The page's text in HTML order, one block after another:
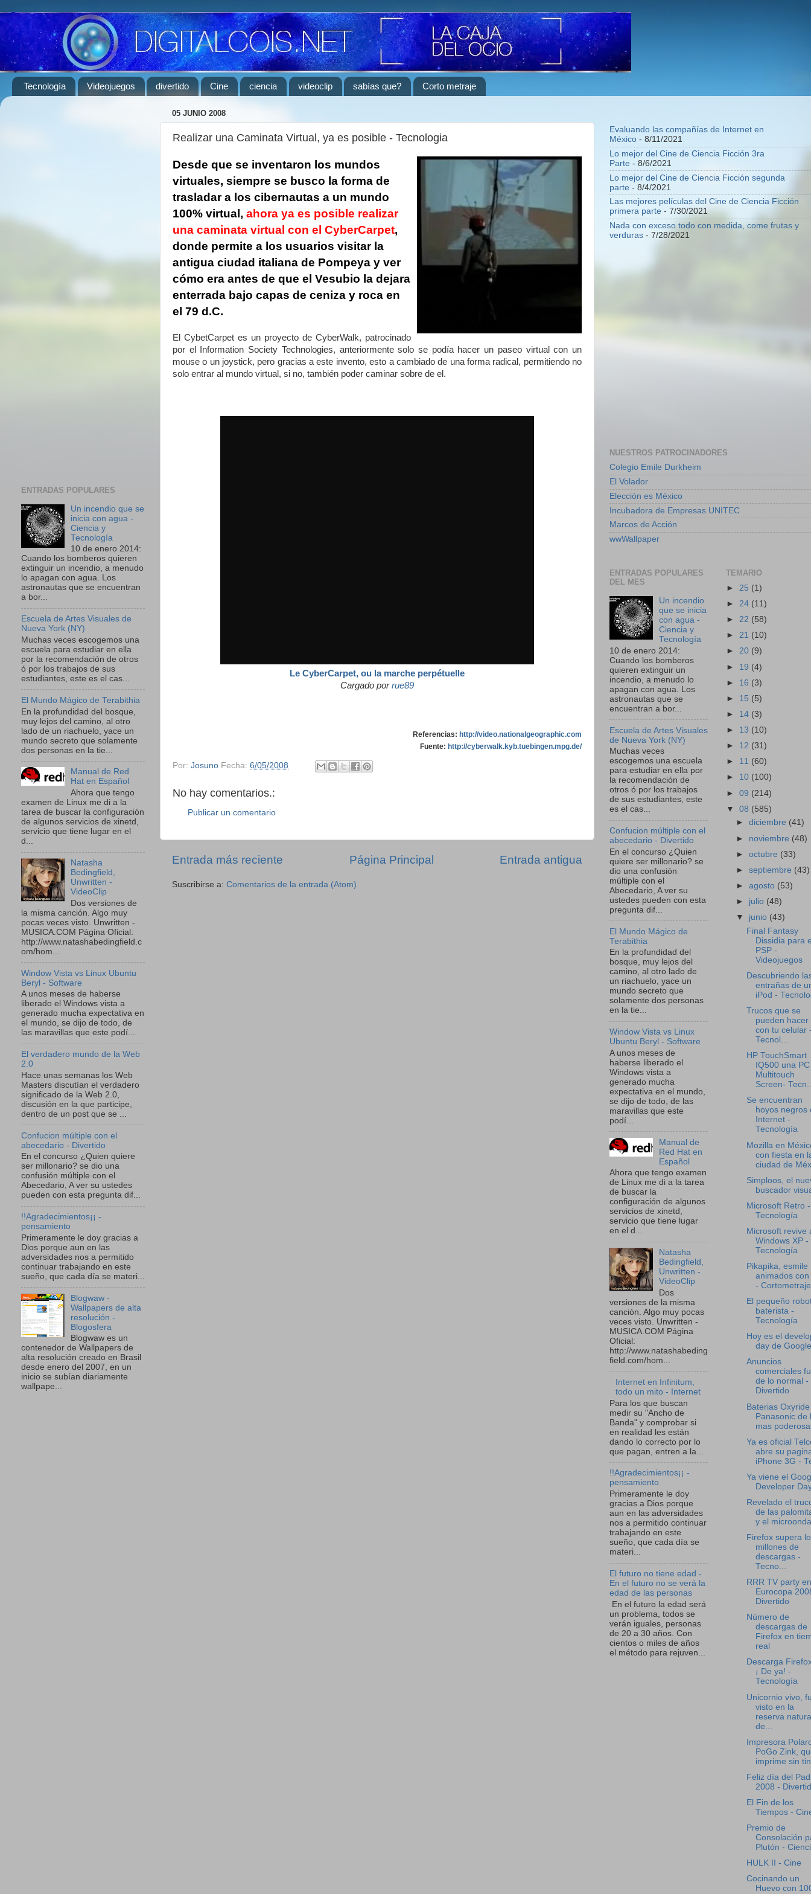
Tecnología Videojuegos divertido Cine ciencia videoclip sabías que? Corto metraje
05 JUNIO 2008
Realizar una Caminata Virtual, ya es posible - Tecnologia
Desde que se inventaron los mundos
virtuales, siempre se busco la forma de
trasladar a los cibernautas a un mundo
100% virtual, ahora ya es posible realizar
una caminata virtual con el CyberCarpet,
donde permite a los usuarios visitar la
antigua ciudad italiana de Pompeya y ver
cómo era antes de que el Vesubio la dejara
enterrada bajo capas de ceniza y roca en
el 79 d.C.
El CybetCarpet es un proyecto de CyberWalk, patrocinado
por el Information Society Technologies, anteriormente solo se podía hacer un paseo virtual con un
mouse o un joystick, pero gracias a este invento, esto a cambiado de una forma radical, permitiendo no
solo entrar al mundo virtual, si no, también poder caminar sobre de el.
Le CyberCarpet, ou la marche perpétuelle
Cargado porrue89
Referencias: http://video.nationalgeographic.com
Fuente: http://cyberwalk.kyb.tuebingen.mpg.de/
Por: Josuno Fecha: 6/05/2008
No hay comentarios.:
Publicar un comentario
Entrada más reciente Entrada antigua
Página Principal
Suscribirse a: Comentarios de la entrada (Atom)
ENTRADAS POPULARES
Un incendio que se
inicia con agua -
Ciencia y
Tecnología
10 de enero 2014:
Cuando los bomberos quieren
extinguir un incendio, a menudo
lo apagan con agua. Los
astronautas que se encuentran
a bor...
Escuela de Artes Visuales de
Nueva York (NY)
Muchas veces escogemos una
escuela para estudiar en ella
por la recomendación de otros
ó por los trabajos de sus
estudiantes, este es el cas...
El Mundo Mágico de Terabithia
En la profundidad del bosque,
muy lejos del camino, al otro
lado de un riachuelo, yace un
mundo secreto que solamente
dos personas en la tie...
Manual de Red
Hat en Español
Ahora que tengo
examen de Linux me di a la
tarea de buscar la configuración
de algunos servicios de xinetd,
servicio que tiene lugar en el
d...
Natasha
Bedingfield,
Unwritten -
VideoClip
Dos versiones de
la misma canción. Algo muy
pocas veces visto. Unwritten -
MUSICA.COM Página Oficial:
http://www.natashabedingfield.c
om/hom...
Window Vista vs Linux Ubuntu
Beryl - Software
A unos meses de haberse
liberado el Windows vista a
generado mucha expectativa en
el mundo, se dijo de todo, de
las maravillas que este podí...
El verdadero mundo de la Web
2.0
Hace unas semanas los Web
Masters discutían el verdadero
significado de la Web 2.0,
discusión en la que participe,
dentro de un post que se ...
Confucion múltiple con el
abecedario - Divertido
En el concurso ¿Quien quiere
ser millonario? se dio una
confusión múltiple con el
Abecedario, A ver su ustedes
pueden con esta pregunta dif...
!!Agradecimientos¡¡ -
pensamiento
Primeramente le doy gracias a
Dios porque aun en las
adversidades nos a permitido
continuar trabajando en este
sueño, que cada día se materi...
Blogwaw -
Wallpapers de alta
resolución -
Blogosfera
Blogwaw es un
contenedor de Wallpapers de
alta resolución creado en Brasil
desde enero del 2007, en un
inicio se subían diariamente
wallpape...
Evaluando las compañías de Internet en
México - 8/11/2021
Lo mejor del Cine de Ciencia Ficción 3ra
Parte - 8/6/2021
Lo mejor del Cine de Ciencia Ficción segunda
parte - 8/4/2021
Las mejores películas del Cine de Ciencia Ficción
primera parte - 7/30/2021
Nada con exceso todo con medida, come frutas y
verduras - 7/28/2021
NUESTROS PATROCINADORES
Colegio Emile Durkheim
El Volador
Elección es México
Incubadora de Empresas UNITEC
Marcos de Acción
wwWallpaper
ENTRADAS POPULARES
DEL MES
Un incendio
que se inicia
con agua -
Ciencia y
Tecnología
10 de enero 2014:
Cuando los bomberos
quieren extinguir un
incendio, a menudo lo
apagan con agua. Los
astronautas que se
encuentran a bor...
Escuela de Artes Visuales
de Nueva York (NY)
Muchas veces
escogemos una escuela
para estudiar en ella por
la recomendación de
otros ó por los trabajos
de sus estudiantes, este
es el cas...
Confucion múltiple con el
abecedario - Divertido
En el concurso ¿Quien
quiere ser millonario? se
dio una confusión
múltiple con el
Abecedario, A ver su
ustedes pueden con esta
pregunta dif...
El Mundo Mágico de
Terabithia
En la profundidad del
bosque, muy lejos del
camino, al otro lado de
un riachuelo, yace un
mundo secreto que
solamente dos personas
en la tie...
Window Vista vs Linux
Ubuntu Beryl - Software
A unos meses de
haberse liberado el
Windows vista a
generado mucha
expectativa en el mundo,
se dijo de todo, de las
maravillas que este
podí...
Manual de
Red Hat en
Español
Ahora que tengo examen
de Linux me di a la tarea
de buscar la
configuración de algunos
servicios de xinetd,
servicio que tiene lugar
en el d...
Natasha
Bedingfield,
Unwritten -
VideoClip
Dos
versiones de la misma
canción. Algo muy pocas
veces visto. Unwritten -
MUSICA.COM Página
Oficial:
http://www.natashabeding
field.com/hom...
Internet en Infinitum,
todo un mito - Internet
Para los que buscan
medir su "Ancho de
Banda" y comprobar si
en realidad les están
dando lo correcto por lo
que pagan, entren a la...
!!Agradecimientos¡¡ -
pensamiento
Primeramente le doy
gracias a Dios porque
aun en las adversidades
nos a permitido continuar
trabajando en este
sueño, que cada día se
materi...
El futuro no tiene edad -
En el futuro no se verá la
edad de las personas
En el futuro la edad será
un problema, todos se
verán iguales, personas
de 20 a 30 años. Con
cientos o miles de años
el método para rejuven...
TEMARIO
► 25 (1)
► 24 (11)
► 22 (58)
► 21 (10)
► 20 (9)
► 19 (4)
► 16 (3)
► 15 (5)
► 14 (3)
► 13 (10)
► 12 (31)
► 11 (60)
► 10 (100)
► 09 (214)
▼ 08 (585)
►diciembre (41)
► noviembre (48)
►octubre (33)
►septiembre (43)
►agosto (53)
► julio (48)
▼ junio (43)
Final Fantasy
Dissidia para
PSP -
Videojuegos
Descubriendo
entrañas de
iPod -
Trucos que se
pueden hacer
con tu celular
Tecnol...
HP TouchSmart
IQ500 una PC
Multitouch
Screen-
Se encuentran
hoyos negros
Internet -
Tecnología
Mozilla en
con fiesta en
ciudad de
Simploos, el
buscador
Microsoft Retro -
Tecnología
Microsoft revive
Windows XP -
Tecnología
Pikapika, esmile
animados con
- Cortometraje
El pequeño
baterista -
Tecnología
Hoy es el
day de Google
Anuncios
comerciales
de lo normal -
Divertido
Baterias
Panasonic de
mas
Ya es oficial
abre su
iPhone 3G -
Ya viene el
Developer
Revelado el
de las
y el
Firefox supera
millones de
descargas -
Tecno...
RRR TV party
Eurocopa
Divertido
Número de
descargas de
Firefox en
real
Descarga
¡ De ya! -
Tecnología
Unicornio vivo,
visto en la
reserva
de...
Impresora
PoGo Zink,
imprime sin
Feliz día del
2008 -
El Fin de los
Tiempos -
Premio de
Consolación
Plutón -
HULK II - Cine
Cocinando un
Huevo con